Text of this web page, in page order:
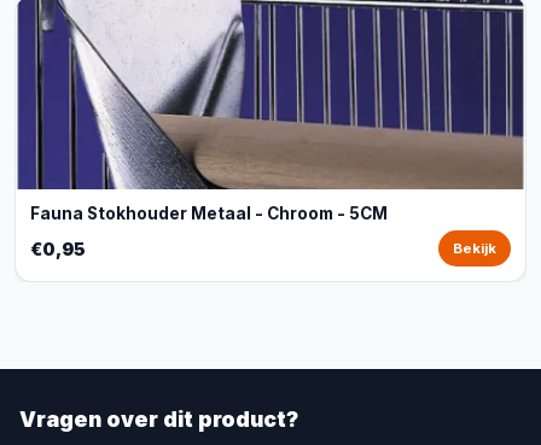
Fauna Stokhouder Metaal - Chroom - 5CM
€0,95 Bekijk
Vragen over dit product?